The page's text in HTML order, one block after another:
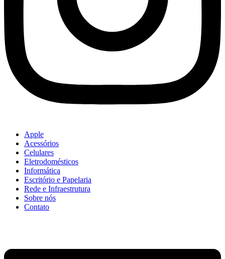
Apple
Acessórios
Celulares
Eletrodomésticos
Informática
Escritório e Papelaria
Rede e Infraestrutura
Sobre nós
Contato